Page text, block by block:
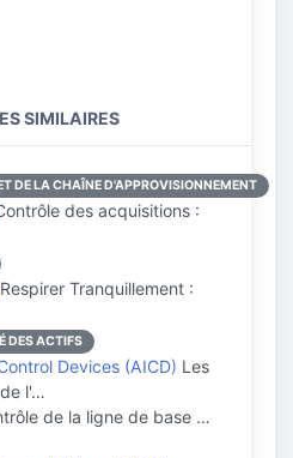
SIMILAIRES
DE LA CHAÎNE D'APPROVISIONNEMENT
des acquisitions :
Respirer Tranquillement :
DES ACTIFS
Devices (AICD) Les
l'…
de la ligne de base …